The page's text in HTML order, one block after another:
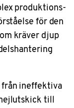
produktions-
för den
kräver djup
ineffektiva
till